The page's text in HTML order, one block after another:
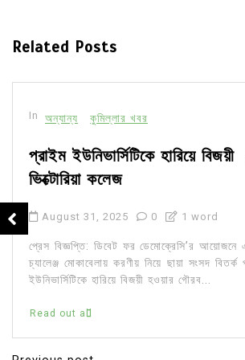
Related Posts
In অন্যান্য কুমিল্লার খবর
প্রাইম ইউনিভার্সিটিকে হারিয়ে
ভিক্টোরিয়া কলেজ
August 31, 2025 0 1 word
প্রেস বিজ্ঞপ্তি: ডিবেট ফর ডেমোক্রেসি’র আয়োজনে
চ্যালেঞ্জ মোকাবেলায় করণীয় নিয়ে ছায়া সংসদ
ইউনিভার্সিটিকে হারিয়ে বিজয়ী হওয়ার গৌরব...
Read out all